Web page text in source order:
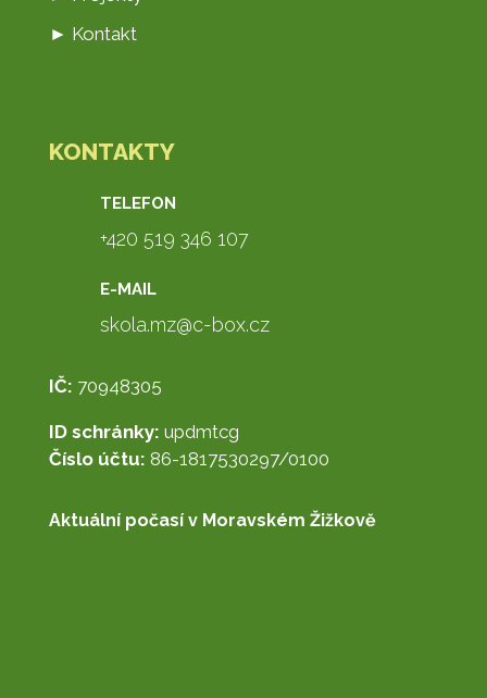
► Kontakt
KONTAKTY
TELEFON
+420 519 346 107
E-MAIL
skola.mz@c-box.cz
IČ: 70948305
ID schránky: updmtcg
Číslo účtu: 86-1817530297/0100
Aktuální počasí v Moravském Žižkově